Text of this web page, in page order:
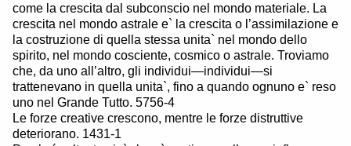
come la crescita dal subconscio nel mondo materiale. La
crescita nel mondo astrale e` la crescita o l’assimilazione e
la costruzione di quella stessa unita` nel mondo dello
spirito, nel mondo cosciente, cosmico o astrale. Troviamo
che, da uno all’altro, gli individui—individui—si
trattenevano in quella unita`, fino a quando ognuno e` reso
uno nel Grande Tutto. 5756-4
Le forze creative crescono, mentre le forze distruttive
deteriorano. 1431-1